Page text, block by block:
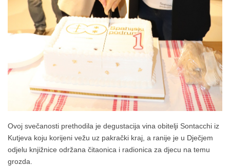
Ovoj svečanosti prethodila je degustacija vina obitelji Sontacchi iz
Kutjeva koju korijeni vežu uz pakrački kraj, a ranije je u Dječjem
odjelu knjižnice održana čitaonica i radionica za djecu na temu
grozda.